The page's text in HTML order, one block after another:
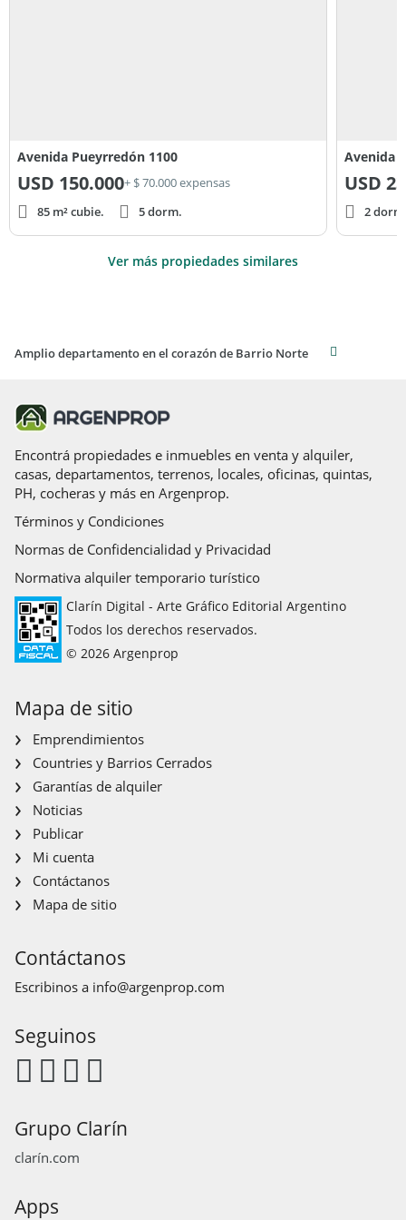
Avenida Pueyrredón 1100
USD 150.000+ $ 70.000 expensas
85 m² cubie.
5 dorm.
Avenida
USD
2
Ver más propiedades similares
Amplio departamento en el corazón de Barrio Norte
Encontrá propiedades e inmuebles en venta y alquiler,
casas, departamentos, terrenos, locales, oficinas, quintas,
PH, cocheras y más en Argenprop.
Términos y Condiciones
Normas de Confidencialidad y Privacidad
Normativa alquiler temporario turístico
Clarín Digital - Arte Gráfico Editorial Argentino
Todos los derechos reservados.
© 2026 Argenprop
Mapa de sitio
Emprendimientos
Countries y Barrios Cerrados
Garantías de alquiler
Noticias
Publicar
Mi cuenta
Contáctanos
Mapa de sitio
Contáctanos
Escribinos a info@argenprop.com
Seguinos
Grupo Clarín
clarín.com
Apps